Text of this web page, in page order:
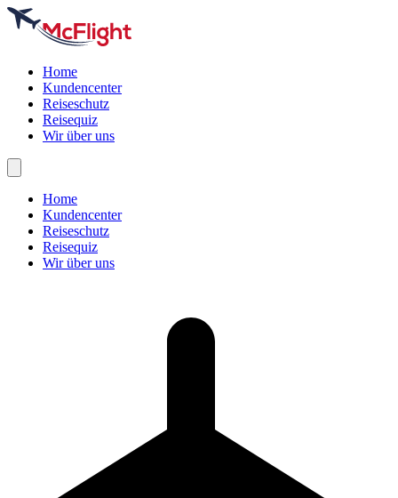
Home
Kundencenter
Reiseschutz
Reisequiz
Wir über uns
Home
Kundencenter
Reiseschutz
Reisequiz
Wir über uns